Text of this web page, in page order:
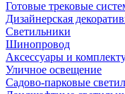
Готовые трековые
Дизайнерская
Светильники
Шинопровод
Аксессуары и
Уличное освещение
Садово-парковые